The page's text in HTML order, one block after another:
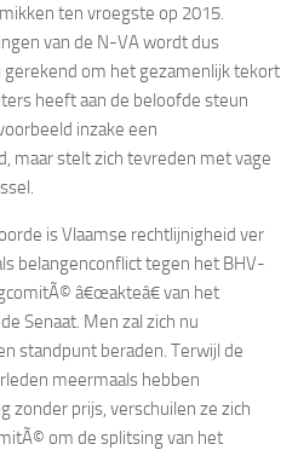
ten vroegste op 2015.
van de N-VA wordt dus
gerekend om het gezamenlijk tekort
heeft aan de beloofde steun
inzake een
maar stelt zich tevreden met vage
is Vlaamse rechtlijnigheid ver
belangenconflict tegen het BHV-
â€œakteâ€ van het
Senaat. Men zal zich nu
standpunt beraden. Terwijl de
meermaals hebben
zonder prijs, verschuilen ze zich
om de splitsing van het